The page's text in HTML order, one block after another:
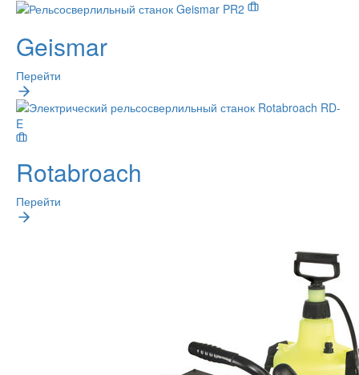
Geismar
Перейти
Rotabroach
Перейти